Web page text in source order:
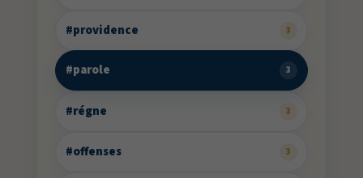
#providence 3
#parole 3
#régne 3
#offenses 3